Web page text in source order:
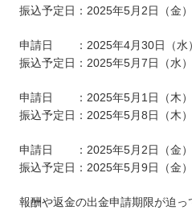
振込予定日：2025年5月2日（金）
申請日 ：2025年4月30日（水）
振込予定日：2025年5月7日（水）
申請日 ：2025年5月1日（木）
振込予定日：2025年5月8日（木）
申請日 ：2025年5月2日（金）
振込予定日：2025年5月9日（金）
報酬や返金の出金申請期限が迫